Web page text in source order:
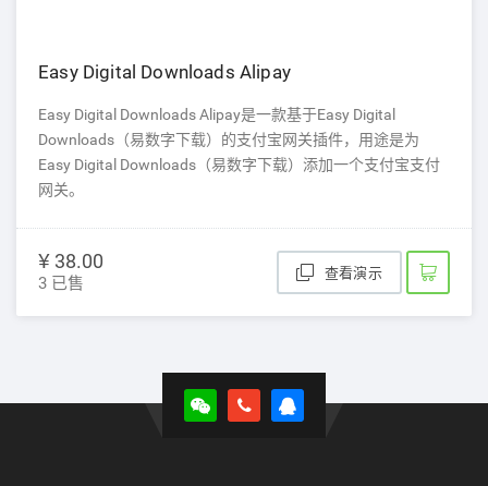
Easy Digital Downloads Alipay
Easy Digital Downloads Alipay是一款基于Easy Digital
Downloads（易数字下载）的支付宝网关插件，用途是为
Easy Digital Downloads（易数字下载）添加一个支付宝支付
网关。
¥ 38.00
3 已售
查看演示